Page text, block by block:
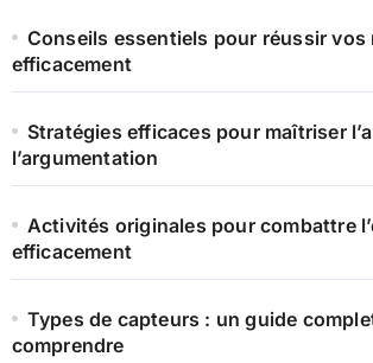
Conseils essentiels pour réussir vos
efficacement
Stratégies efficaces pour maîtriser
l’argumentation
Activités originales pour combattre
efficacement
Types de capteurs : un guide
comprendre